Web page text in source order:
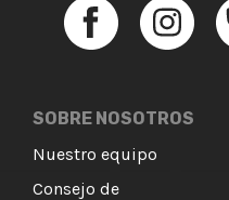
SOBRE NOSOTROS
Nuestro equipo
Consejo de